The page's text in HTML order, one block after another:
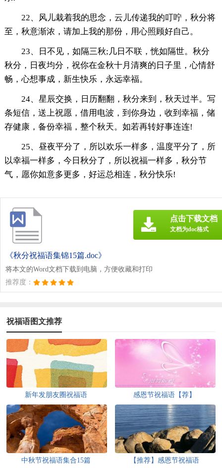
22、风儿栽着我的思念，云儿传递我的叮咛，秋分将
至，秋意渐浓，请加上我的那份，用心照顾好自己。
23、日不见，如隔三秋;几日不联，恍如隔世。秋分
秋分，日夜均分，祝你在金秋十月清爽的日子里，心情舒
畅，心想事成，新生快乐，永远幸福。
24、星辰交换，日历翻翻，秋分来到，秋天过半。写
条短信，送上祝愿，借用电波，到你身边，收到幸福，储
存健康，备份幸福，整个秋天。如若再转好事连连!
25、昼夜平分了，所以欢乐一样多，温度平分了，所
以幸福一样多，今日秋分了，所以祝福一样多，秋分节
气，愿你如意多更多，好运总相连，秋分快乐!
《秋分祝福语集锦15篇.doc》
将本文的Word文档下载到电脑，方便收藏和打印
推荐度：
点击下载文档
文档为doc格式
祝福语图文推荐
新年发朋友圈祝福语 感恩节祝福语【荐】
中秋节祝福语集合15篇 【推荐】感恩节祝福语